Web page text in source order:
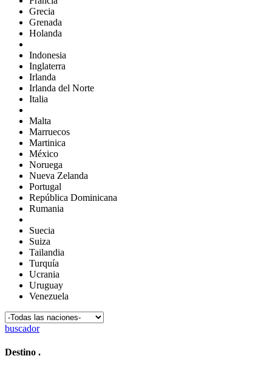
Grecia
Grenada
Holanda
Indonesia
Inglaterra
Irlanda
Irlanda del Norte
Italia
Malta
Marruecos
Martinica
México
Noruega
Nueva Zelanda
Portugal
República Dominicana
Rumania
Suecia
Suiza
Tailandia
Turquía
Ucrania
Uruguay
Venezuela
buscador
Destino .